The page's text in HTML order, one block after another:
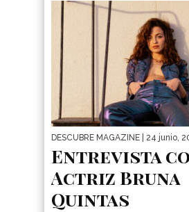
DESCUBRE MAGAZINE | 24 junio,
Entrevista
Actriz Bruna
Quintas